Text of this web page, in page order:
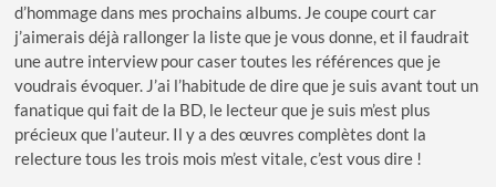
d’hommage dans mes prochains albums. Je coupe court car
j’aimerais déjà rallonger la liste que je vous donne, et il faudrait
une autre interview pour caser toutes les références que je
voudrais évoquer. J’ai l’habitude de dire que je suis avant tout un
fanatique qui fait de la BD, le lecteur que je suis m’est plus
précieux que l’auteur. Il y a des œuvres complètes dont la
relecture tous les trois mois m’est vitale, c’est vous dire !